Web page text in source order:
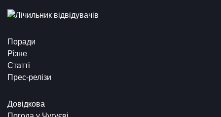
Поради
Різне
Статті
Прес-релізи
Довідкова